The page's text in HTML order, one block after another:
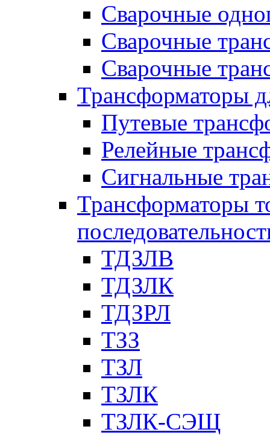
Сварочные
Сварочные
Сварочные
Трансформаторы
Путевые
Релейные
Сигнальные
Трансформаторы
ТДЗЛВ
ТДЗЛК
ТДЗРЛ
ТЗЗ
ТЗЛ
ТЗЛК
ТЗЛК-СЭЩ